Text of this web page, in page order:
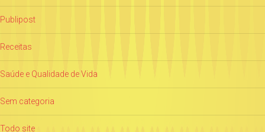
Publipost
Receitas
Saúde e Qualidade de Vida
Sem categoria
Todo site